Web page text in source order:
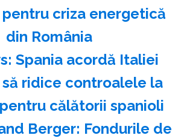
criza energetică
din România
Spania acordă Italiei
ridice controalele la
călătorii spanioli
Berger: Fondurile de